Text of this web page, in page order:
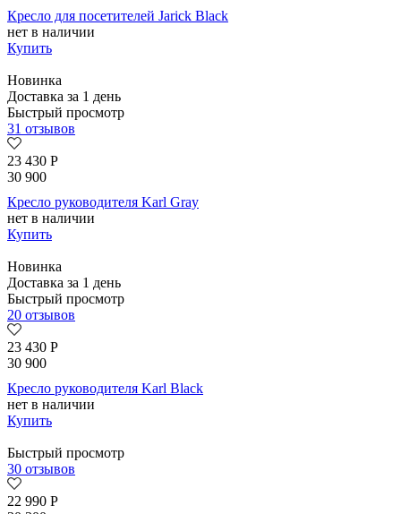
Кресло для посетителей Jarick Black
нет в наличии
Купить
Новинка
Доставка за 1 день
Быстрый просмотр
31 отзывов
23 430 Р
30 900
Кресло руководителя Karl Gray
нет в наличии
Купить
Новинка
Доставка за 1 день
Быстрый просмотр
20 отзывов
23 430 Р
30 900
Кресло руководителя Karl Black
нет в наличии
Купить
Быстрый просмотр
30 отзывов
22 990 Р